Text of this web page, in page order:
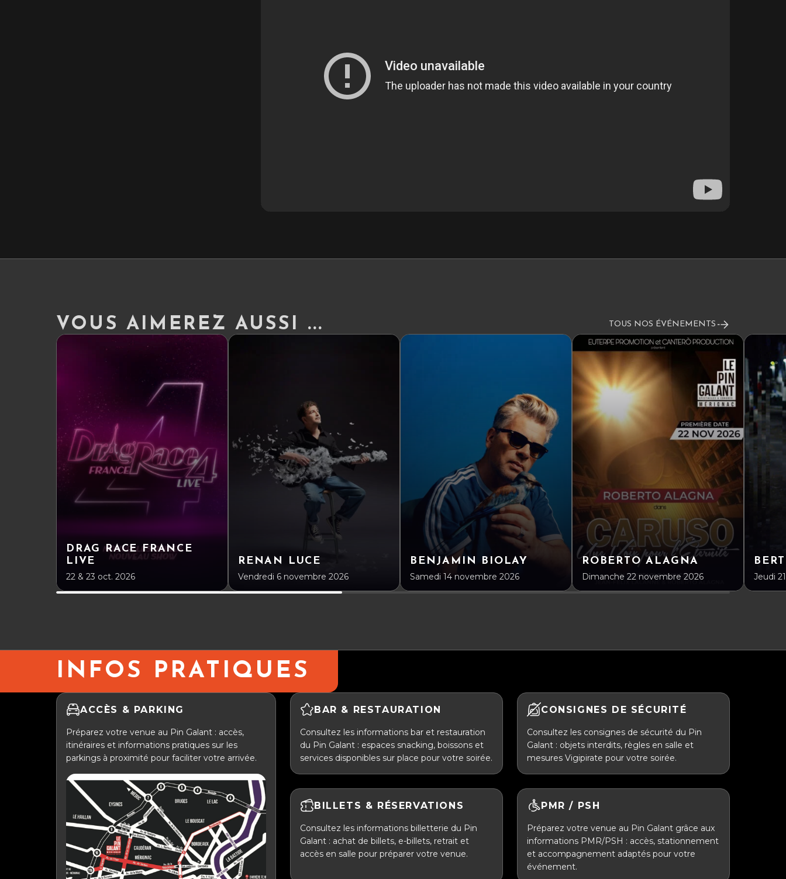
VOUS AIMEREZ AUSSI ... TOUS NOS ÉVÉNEMENTS
DRAG RACE FRANCE
LIVE
22 & 23 oct. 2026
RENAN LUCE
Vendredi 6 novembre 2026
BENJAMIN BIOLAY
Samedi 14 novembre 2026
ROBERTO ALAGNA
Dimanche 22 novembre 2026 Jeudi
INFOS PRATIQUES
ACCÈS & PARKING
Préparez votre venue au Pin Galant : accès,
itinéraires et informations pratiques sur les
parkings à proximité pour faciliter votre arrivée.
BAR & RESTAURATION
Consultez les informations bar et restauration
du Pin Galant : espaces snacking, boissons et
services disponibles sur place pour votre soirée.
CONSIGNES DE SÉCURITÉ
Consultez les consignes de sécurité du Pin
Galant : objets interdits, règles en salle et
mesures Vigipirate pour votre soirée.
BILLETS & RÉSERVATIONS
Consultez les informations billetterie du Pin
Galant : achat de billets, e-billets, retrait et
accès en salle pour préparer votre venue.
PMR / PSH
Préparez votre venue au Pin Galant grâce aux
informations PMR/PSH : accès, stationnement
et accompagnement adaptés pour votre
événement.